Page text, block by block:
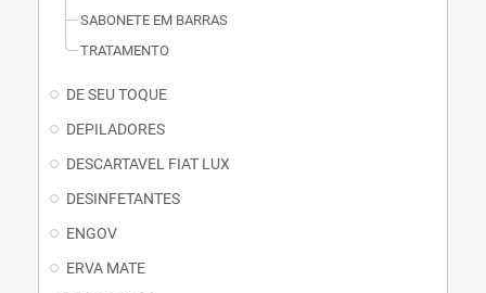
SABONETE EM BARRAS
TRATAMENTO
DE SEU TOQUE
DEPILADORES
DESCARTAVEL FIAT LUX
DESINFETANTES
ENGOV
ERVA MATE